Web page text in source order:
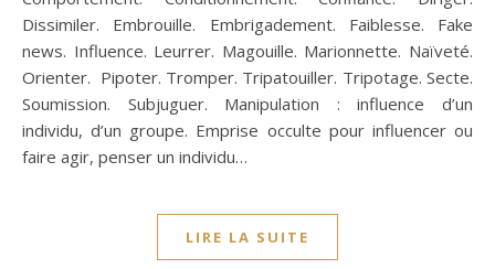
Dissimiler. Embrouille. Embrigadement. Faiblesse. Fake
news. Influence. Leurrer. Magouille. Marionnette. Naïveté.
Orienter. Pipoter. Tromper. Tripatouiller. Tripotage. Secte.
Soumission. Subjuguer. Manipulation : influence d’un
individu, d’un groupe. Emprise occulte pour influencer ou
faire agir, penser un individu…
LIRE LA SUITE